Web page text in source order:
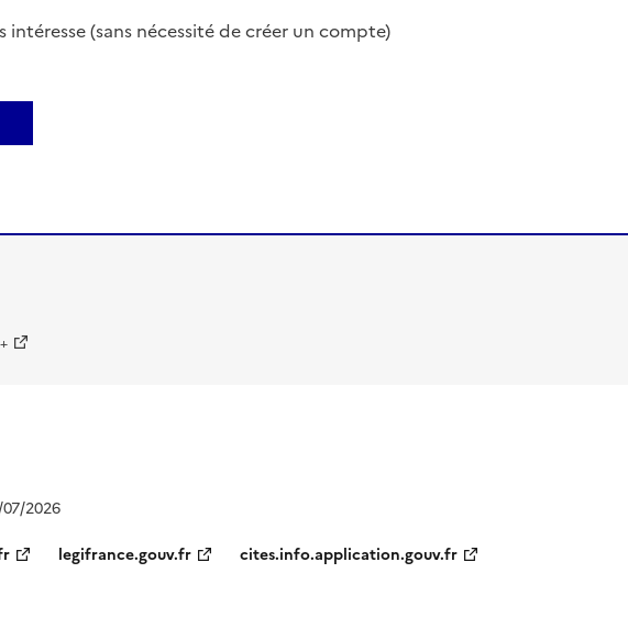
(sans nécessité de créer un compte)
07/2026
legifrance.gouv.fr cites.info.application.gouv.fr